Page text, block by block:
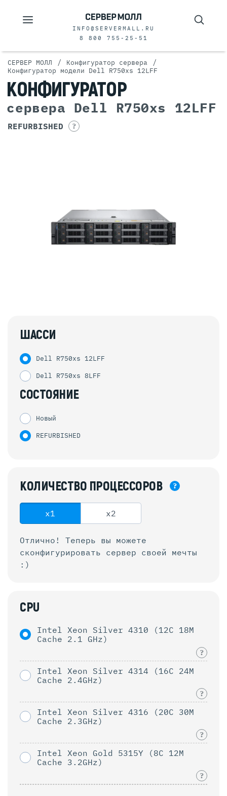
INFO@SERVERMALL.RU
8 800 755-25-51
СЕРВЕР МОЛЛ / Конфигуратор сервера /
Конфигуратор модели Dell R750xs 12LFF
КОНФИГУРАТОР
сервера Dell R750xs 12LFF
REFURBISHED ?
ШАССИ
Dell R750xs 12LFF
Dell R750xs 8LFF
СОСТОЯНИЕ
Новый
REFURBISHED
КОЛИЧЕСТВО ПРОЦЕССОРОВ ?
x1 x2
Отлично! Теперь вы можете
сконфигурировать сервер своей мечты
:)
CPU
Intel Xeon Silver 4310 (12C 18M
Cache 2.1 GHz)
?
Intel Xeon Silver 4314 (16C 24M
Cache 2.4GHz)
?
Intel Xeon Silver 4316 (20C 30M
Cache 2.3GHz)
?
Intel Xeon Gold 5315Y (8C 12M
Cache 3.2GHz)
?